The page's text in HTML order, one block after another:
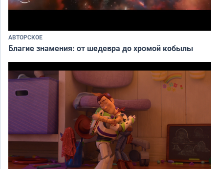
АВТОРСКОЕ
Благие знамения: от шедевра до хромой кобылы